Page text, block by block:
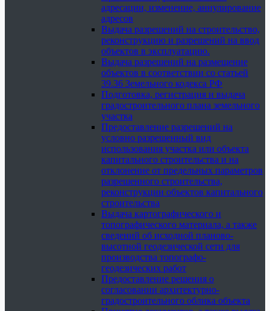
адресации, изменение, аннулирование
адресов
Выдача разрешений на строительство,
реконструкцию и разрешений на ввод
объектов в эксплуатацию.
Выдача разрешений на размещение
объектов в соответствии со статьей
39.36 Земельного кодекса РФ
Подготовка, регистрация и выдача
градостроительного плана земельного
участка
Предоставление разрешений на
условно разрешенный вид
использования участка или объекта
капитального строительства и на
отклонение от предельных параметров
разрешенного строительства,
реконструкции объектов капитального
строительства
Выдача картографического и
топографического материала, а также
сведений об исходной планово-
высотной геодезической сети для
производства топографо-
геодезических работ
Предоставление решения о
согласовании архитектурно-
градостроительного облика объекта